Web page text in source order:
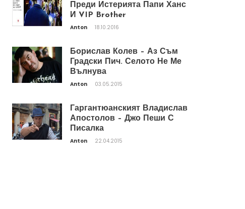
Преди Истерията Папи Ханс
И VIP Brother
Anton 18.10.2016
Борислав Колев – Аз Съм
Градски Пич. Селото Не Ме
Вълнува
Anton 03.05.2015
Гаргантюанският Владислав
Апостолов – Джо Пеши С
Писалка
Anton 22.04.2015